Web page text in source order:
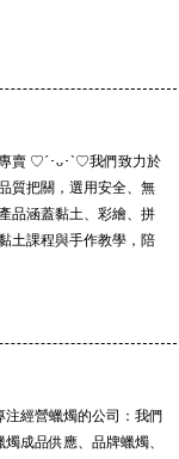
賣 ♡´･ᴗ･`♡我們致力於
質把關，選用安全、無
品涵蓋黏土、彩繪、拼
土課程與手作教學，陪
注經營蠟燭的公司：我們
成品供應、品牌蠟燭、